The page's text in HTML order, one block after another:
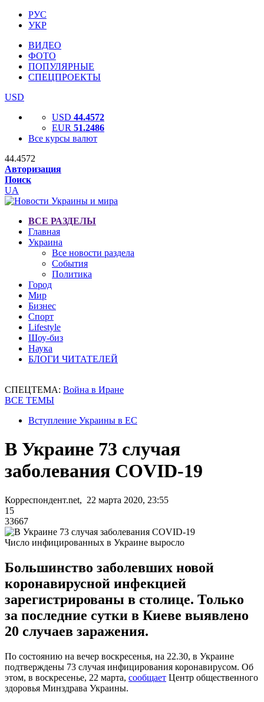
РУС
УКР
ВИДЕО
ФОТО
ПОПУЛЯРНЫЕ
СПЕЦПРОЕКТЫ
USD
USD 44.4572
EUR 51.2486
Все курсы валют
44.4572
Авторизация
Поиск
UA
ВСЕ РАЗДЕЛЫ
Главная
Украина
Все новости раздела
События
Политика
Город
Мир
Бизнес
Спорт
Lifestyle
Шоу-биз
Наука
БЛОГИ ЧИТАТЕЛЕЙ
СПЕЦТЕМА: Война в Иране
ВСЕ ТЕМЫ
Вступление Украины в ЕС
В Украине 73 случая
заболевания COVID-19
Корреспондент.net, 22 марта 2020, 23:55
15
33667
Число инфицированных в Украине выросло
Большинство заболевших новой
коронавирусной инфекцией
зарегистрированы в столице. Только
за последние сутки в Киеве выявлено
20 случаев заражения.
По состоянию на вечер воскресенья, на 22.30, в Украине
подтверждены 73 случая инфицирования коронавирусом. Об
этом, в воскресенье, 22 марта, сообщает Центр общественного
здоровья Минздрава Украины.